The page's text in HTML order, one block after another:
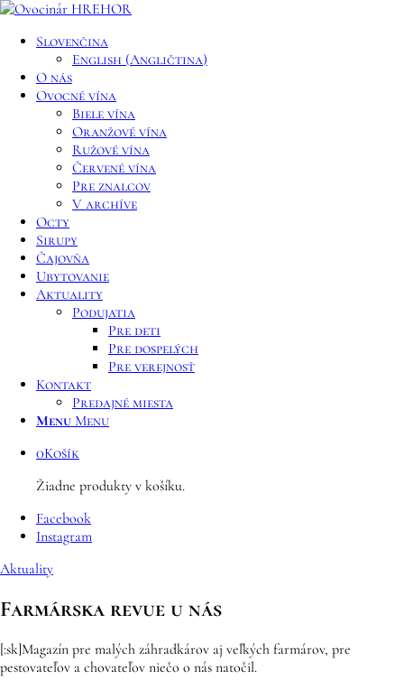
Slovenčina
English (Angličtina)
O nás
Ovocné vína
Biele vína
Oranžové vína
Ružové vína
Červené vína
Pre znalcov
V archíve
Octy
Sirupy
Čajovňa
Ubytovanie
Aktuality
Podujatia
Pre deti
Pre dospelých
Pre verejnosť
Kontakt
Predajné miesta
Menu Menu
0Košík
Žiadne produkty v košíku.
Facebook
Instagram
Aktuality
Farmárska revue u nás
[:sk]Magazín pre malých záhradkárov aj veľkých farmárov, pre
pestovateľov a chovateľov niečo o nás natočil.